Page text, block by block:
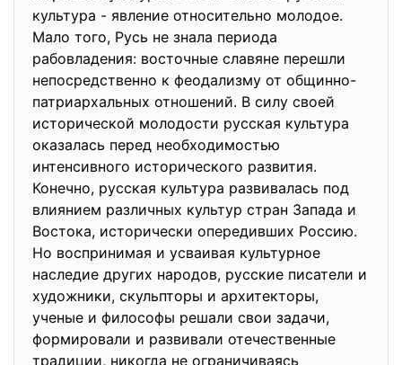
культура - явление относительно молодое.
Мало того, Русь не знала периода
рабовладения: восточные славяне перешли
непосредственно к феодализму от общинно-
патриархальных отношений. В силу своей
исторической молодости русская культура
оказалась перед необходимостью
интенсивного исторического развития.
Конечно, русская культура развивалась под
влиянием различных культур стран Запада и
Востока, исторически опередивших Россию.
Но воспринимая и усваивая культурное
наследие других народов, русские писатели и
художники, скульпторы и архитекторы,
ученые и философы решали свои задачи,
формировали и развивали отечественные
традиции, никогда не ограничиваясь